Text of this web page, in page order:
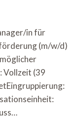
in für
(m/w/d)
Vollzeit (39